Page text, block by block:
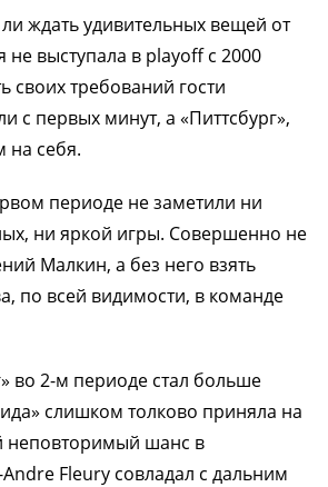
ждать удивительных вещей от
не выступала в playoff с 2000
своих требований гости
с первых минут, а «Питтсбург»,
на себя.
периоде не заметили ни
ни яркой игры. Совершенно не
Малкин, а без него взять
по всей видимости, в команде
во 2-м периоде стал больше
слишком толково приняла на
неповторимый шанс в
Fleury совладал с дальним